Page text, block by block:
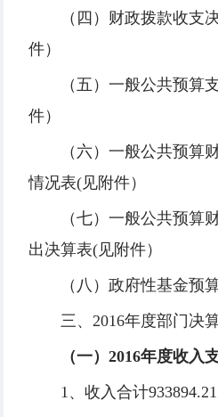
（四）财政拨款收支
件）
（五）一般公共预算
件）
（六）一般公共预算
情况表(见附件）
（七）一般公共预算
出决算表(见附件）
（八）政府性基金预
三、2016年度部门决
（一）2016年度收入
1、收入合计